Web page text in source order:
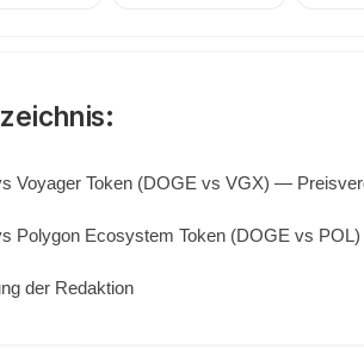
Voyager Token (DOGE vs VGX) —
Polygon Ecosystem Token (DOGE vs
der Redaktion